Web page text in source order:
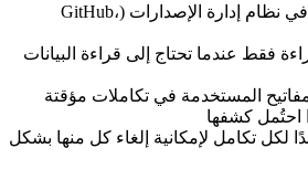
لا تُودِع مفاتيح API في نظام إدارة الإصدارات (GitHub،
فقط عندما تحتاج إلى قراءة البيانات
المستخدمة في تكاملات مؤقتة
احتُمل كشفها
تكامل لإمكانية إلغاء كل منها بشكل